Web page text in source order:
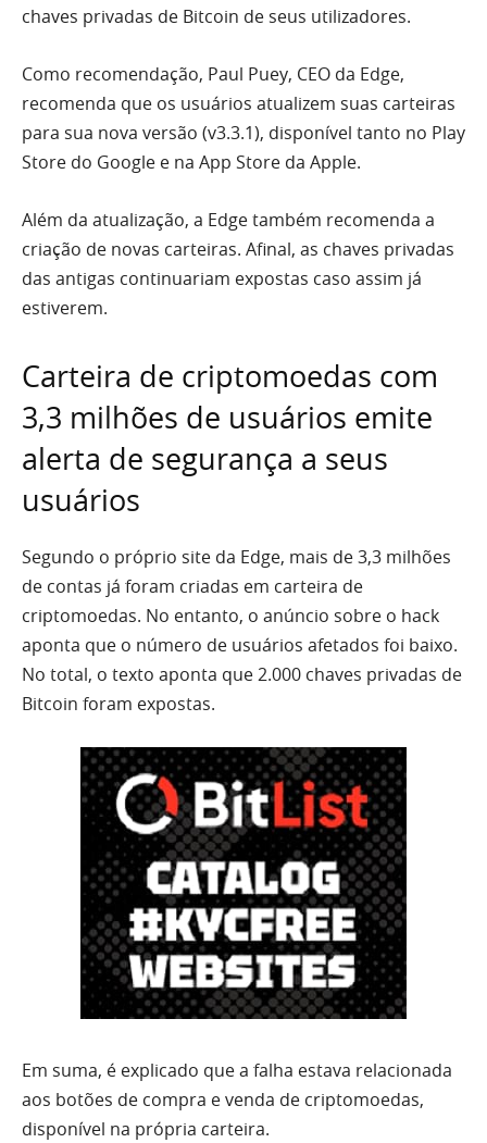
chaves privadas de Bitcoin de seus utilizadores.
Como recomendação, Paul Puey, CEO da Edge,
recomenda que os usuários atualizem suas carteiras
para sua nova versão (v3.3.1), disponível tanto no Play
Store do Google e na App Store da Apple.
Além da atualização, a Edge também recomenda a
criação de novas carteiras. Afinal, as chaves privadas
das antigas continuariam expostas caso assim já
estiverem.
Carteira de criptomoedas com
3,3 milhões de usuários emite
alerta de segurança a seus
usuários
Segundo o próprio site da Edge, mais de 3,3 milhões
de contas já foram criadas em carteira de
criptomoedas. No entanto, o anúncio sobre o hack
aponta que o número de usuários afetados foi baixo.
No total, o texto aponta que 2.000 chaves privadas de
Bitcoin foram expostas.
Em suma, é explicado que a falha estava relacionada
aos botões de compra e venda de criptomoedas,
disponível na própria carteira.